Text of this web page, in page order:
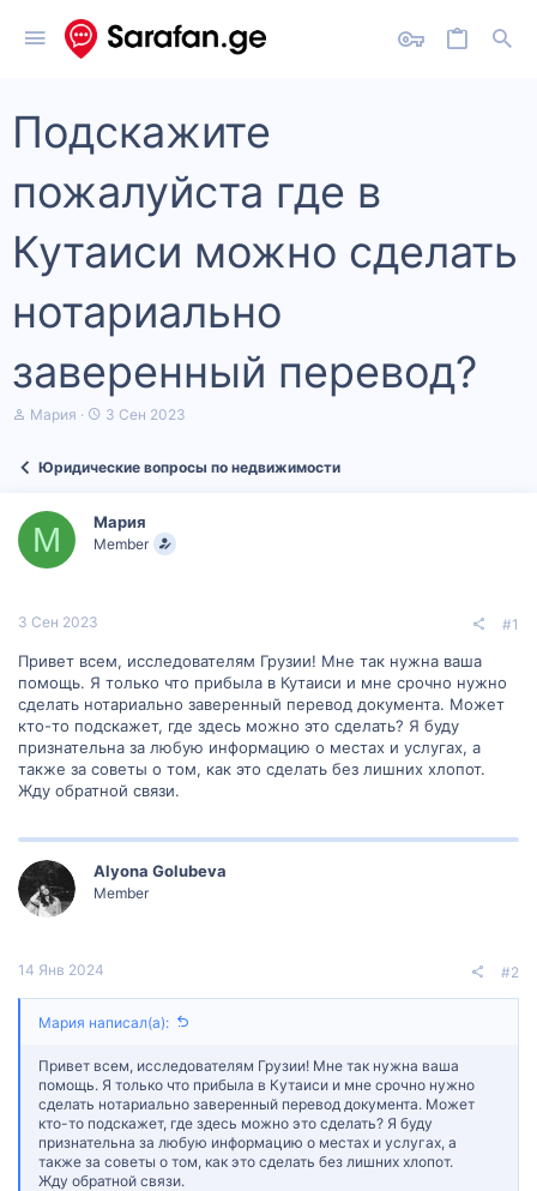
Подскажите
пожалуйста где в
Кутаиси можно сделать
нотариально
заверенный перевод?
А
т
е
м
ы
Мария
Д
а
ч
а
3 Сен 2023
Юридические вопросы по недвижимости
М Мария
Member
3 Сен 2023 #1
Привет всем, исследователям Грузии! Мне так нужна ваша
помощь. Я только что прибыла в Кутаиси и мне срочно нужно
сделать нотариально заверенный перевод документа. Может
кто-то подскажет, где здесь можно это сделать? Я буду
признательна за любую информацию о местах и услугах, а
также за советы о том, как это сделать без лишних хлопот.
Жду обратной связи.
Alyona Golubeva
Member
14 Янв 2024 #2
Мария написал(а):
Привет всем, исследователям Грузии! Мне так нужна ваша
помощь. Я только что прибыла в Кутаиси и мне срочно нужно
сделать нотариально заверенный перевод документа. Может
кто-то подскажет, где здесь можно это сделать? Я буду
признательна за любую информацию о местах и услугах, а
также за советы о том, как это сделать без лишних хлопот.
Жду обратной связи.